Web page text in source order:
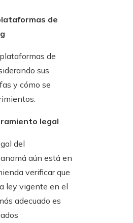
de
de
sus
y cómo se
legal
del
aún está en
verificar que
ley vigente en el
adecuado es